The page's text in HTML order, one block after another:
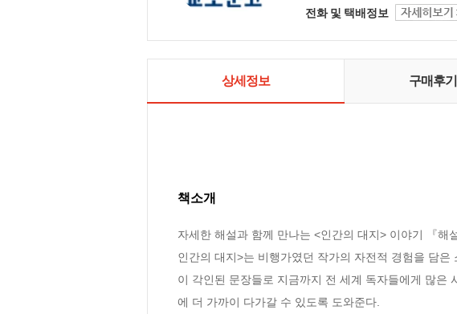
전화 및 택배정보
상세정보 구매후기
책소개
자세한 해설과 함께 만나는 <인간의 대지> 이야기 『
인간의 대지>는 비행가였던 작가의 자전적 경험을 담
이 각인된 문장들로 지금까지 전 세계 독자들에게 많은
에 더 가까이 다가갈 수 있도록 도와준다.